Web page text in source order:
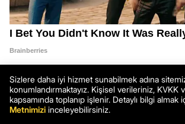
Sizlere daha iyi hizmet sunabilmek adına
konumlandırmaktayız. Kişisel verileriniz, KVKK
kapsamında toplanıp işlenir. Detaylı bilgi almak
Metnimizi inceleyebilirsiniz.